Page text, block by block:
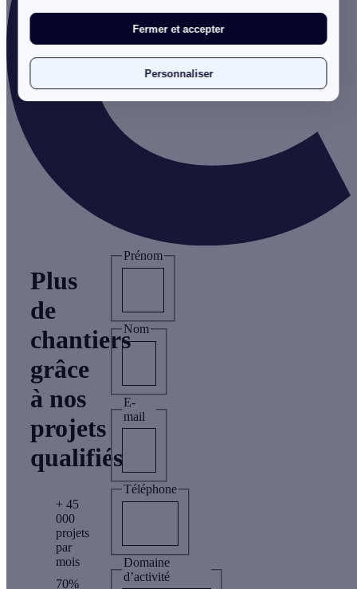
Fermer et accepter
Personnaliser
Plus
de
chantiers
grâce
à nos
projets
qualifiés
+ 45
000
projets
par
mois
70%
Prénom
Nom
E-
mail
Téléphone
Domaine
d’activité